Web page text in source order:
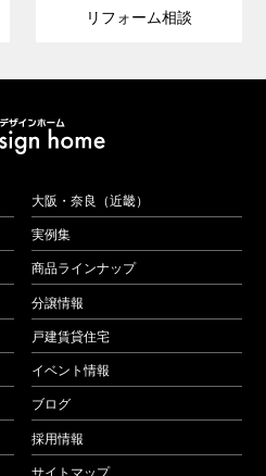
リフォーム相談
大阪・奈良（近畿）
実例集
商品ラインナップ
分譲情報
戸建賃貸住宅
イベント情報
ブログ
採用情報
サイトマップ